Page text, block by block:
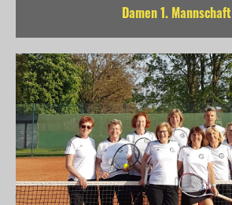
Damen 1. Mannschaft